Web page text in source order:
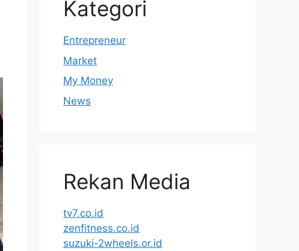
Kategori
Entrepreneur
Market
My Money
News
Rekan Media
tv7.co.id
zenfitness.co.id
suzuki-2wheels.or.id